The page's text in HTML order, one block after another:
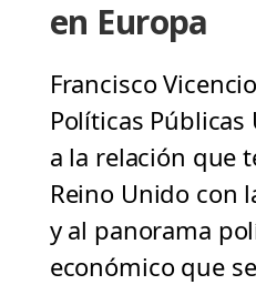
en Europa
Francisco
Políticas Públicas
a la relación que
Reino Unido con
y al panorama
económico que